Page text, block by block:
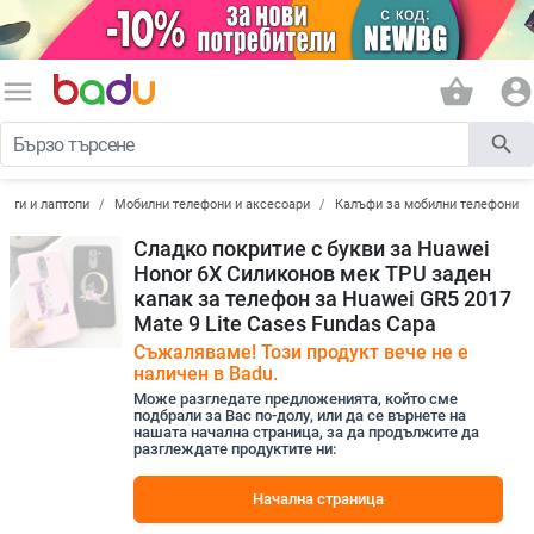
menu shopping_basket account_circle
search
и лаптопи Мобилни телефони и аксесоари Калъфи за мобилни телефони
Сладко покритие с букви за Huawei
Honor 6X Силиконов мек TPU заден
капак за телефон за Huawei GR5 2017
Mate 9 Lite Cases Fundas Capa
Съжаляваме! Този продукт вече не е
наличен в Badu.
Може разгледате предложенията, който сме
подбрали за Вас по-долу, или да се върнете на
нашата начална страница, за да продължите да
разглеждате продуктите ни:
Начална страница